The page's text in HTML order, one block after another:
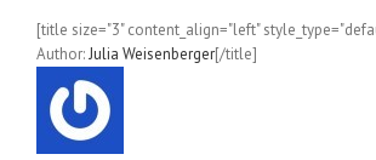
[title size="3" content_align="left"
Author:Julia Weisenberger[/title]